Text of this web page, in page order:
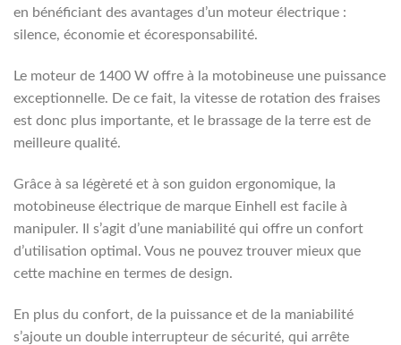
en bénéficiant des avantages d’un moteur électrique :
silence, économie et écoresponsabilité.
Le moteur de 1400 W offre à la motobineuse une puissance
exceptionnelle. De ce fait, la vitesse de rotation des fraises
est donc plus importante, et le brassage de la terre est de
meilleure qualité.
Grâce à sa légèreté et à son guidon ergonomique, la
motobineuse électrique de marque Einhell est facile à
manipuler. Il s’agit d’une maniabilité qui offre un confort
d’utilisation optimal. Vous ne pouvez trouver mieux que
cette machine en termes de design.
En plus du confort, de la puissance et de la maniabilité
s’ajoute un double interrupteur de sécurité, qui arrête